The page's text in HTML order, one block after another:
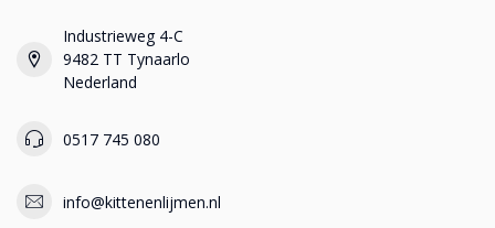
Industrieweg 4-C
9482 TT Tynaarlo
Nederland
0517 745 080
info@kittenenlijmen.nl